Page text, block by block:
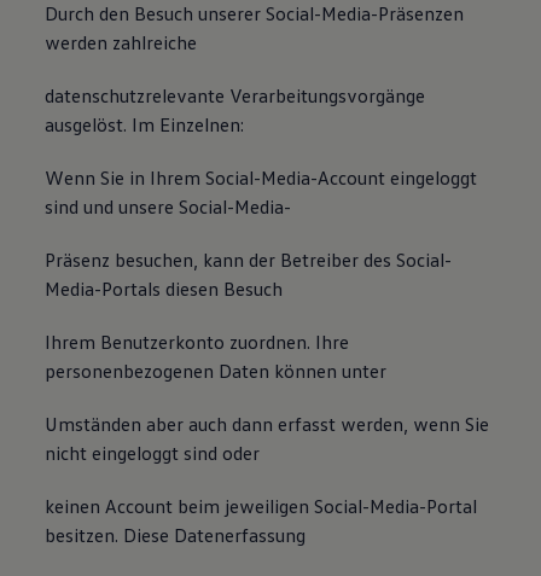
Durch den Besuch unserer Social-Media-Präsenzen
werden zahlreiche
datenschutzrelevante Verarbeitungsvorgänge
ausgelöst. Im Einzelnen:
Wenn Sie in Ihrem Social-Media-Account eingeloggt
sind und unsere Social-Media-
Präsenz besuchen, kann der Betreiber des Social-
Media-Portals diesen Besuch
Ihrem Benutzerkonto zuordnen. Ihre
personenbezogenen Daten können unter
Umständen aber auch dann erfasst werden, wenn Sie
nicht eingeloggt sind oder
keinen Account beim jeweiligen Social-Media-Portal
besitzen. Diese Datenerfassung